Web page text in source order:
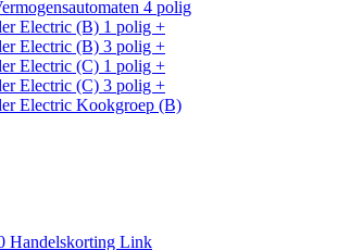
4 polig
Electric (B) 1 polig +
Electric (B) 3 polig +
Electric (C) 1 polig +
Electric (C) 3 polig +
Electric Kookgroep (B)
Handelskorting Link